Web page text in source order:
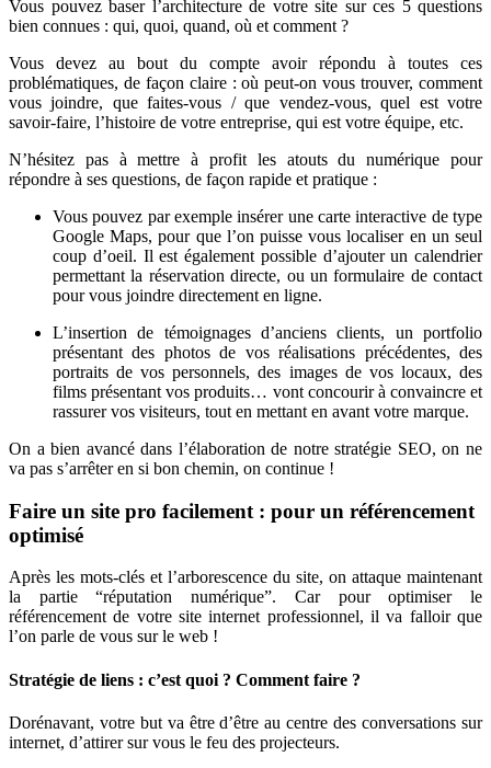
Vous pouvez baser l’architecture de votre site sur ces 5 questions
bien connues : qui, quoi, quand, où et comment ?
Vous devez au bout du compte avoir répondu à toutes ces
problématiques, de façon claire : où peut-on vous trouver, comment
vous joindre, que faites-vous / que vendez-vous, quel est votre
savoir-faire, l’histoire de votre entreprise, qui est votre équipe, etc.
N’hésitez pas à mettre à profit les atouts du numérique pour
répondre à ses questions, de façon rapide et pratique :
Vous pouvez par exemple insérer une carte interactive de type
Google Maps, pour que l’on puisse vous localiser en un seul
coup d’oeil. Il est également possible d’ajouter un calendrier
permettant la réservation directe, ou un formulaire de contact
pour vous joindre directement en ligne.
L’insertion de témoignages d’anciens clients, un portfolio
présentant des photos de vos réalisations précédentes, des
portraits de vos personnels, des images de vos locaux, des
films présentant vos produits… vont concourir à convaincre et
rassurer vos visiteurs, tout en mettant en avant votre marque.
On a bien avancé dans l’élaboration de notre stratégie SEO, on ne
va pas s’arrêter en si bon chemin, on continue !
Faire un site pro facilement : pour un référencement
optimisé
Après les mots-clés et l’arborescence du site, on attaque maintenant
la partie “réputation numérique”. Car pour optimiser le
référencement de votre site internet professionnel, il va falloir que
l’on parle de vous sur le web !
Stratégie de liens : c’est quoi ? Comment faire ?
Dorénavant, votre but va être d’être au centre des conversations sur
internet, d’attirer sur vous le feu des projecteurs.